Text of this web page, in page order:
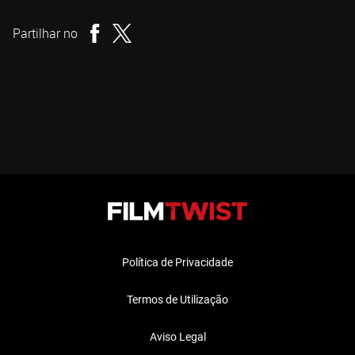
Partilhar no
Política de Privacidade
Termos de Utilização
Aviso Legal